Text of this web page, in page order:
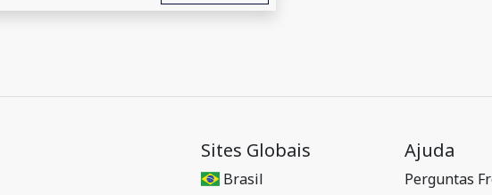
Sites Globais
Brasil
Ajuda
Perguntas